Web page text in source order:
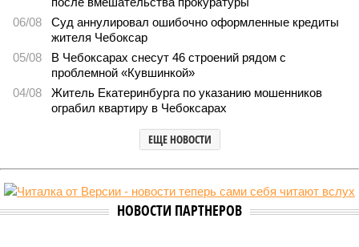
В регионе учреждены удостоверения мастеров спорта по
борьбе керешу
(фото: wikimedia commons/Ilsurikat)
В Чувашской Республике последовательно реализуются меры,
направленные на повышение статуса и институциональное
развитие национальной борьбы на поясах керешу.